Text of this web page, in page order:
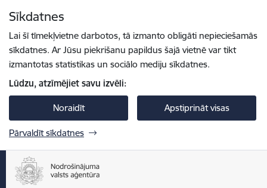
Sīkdatnes
Lai šī tīmekļvietne darbotos, tā izmanto obligāti nepieciešamās
sīkdatnes. Ar Jūsu piekrišanu papildus šajā vietnē var tikt
izmantotas statistikas un sociālo mediju sīkdatnes.
Lūdzu, atzīmējiet savu izvēli:
Noraidīt Apstiprināt visas
Pārvaldīt sīkdatnes